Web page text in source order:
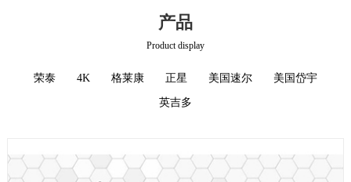
产品
Product display
荣泰 4K 格莱康 正星 美国速尔 美国岱宇
英吉多